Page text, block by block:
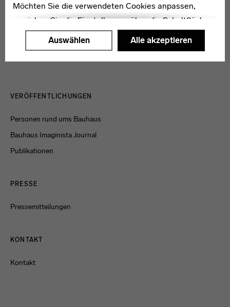
Möchten Sie die verwendeten Cookies anpassen,
erreichen Sie die Einstellungen über die Schaltfläche
"Auswählen".
Auswählen Alle akzeptieren
VERÖFFENTLICHUNGEN
Personen rund ums Bauhaus
Bauhaus Imaginista Journal
Publikationen
PRESSE
Pressemitteilungen
KONTAKT
Kontakt